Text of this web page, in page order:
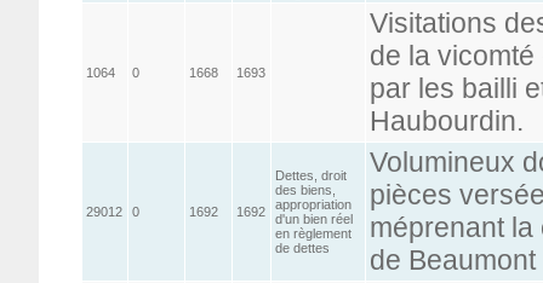
1064 0 1668 1693
Visitations
de la
par les bailli
Haubourdin.
29012 0 1692 1692
Dettes, droit
des biens,
appropriation
d'un bien réel
en règlement
de dettes
Volumineux
pièces
méprenant
de Beaumont